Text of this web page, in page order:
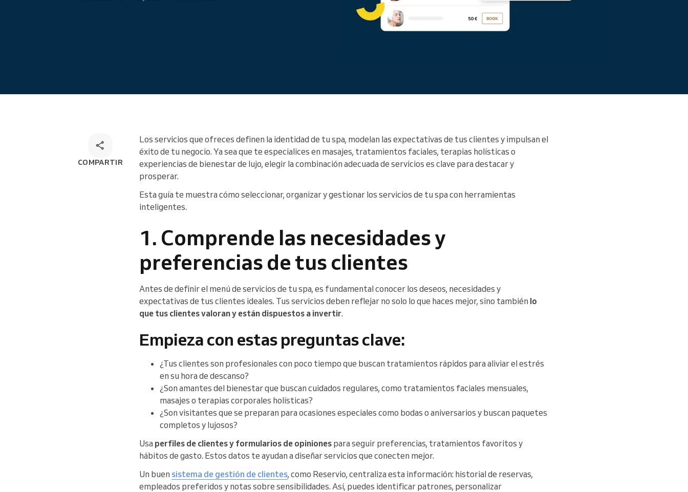
COMPARTIR
Los servicios que ofreces definen la identidad de tu spa, modelan las expectativas de tus clientes y impulsan el
éxito de tu negocio. Ya sea que te especialices en masajes, tratamientos faciales, terapias holísticas o
experiencias de bienestar de lujo, elegir la combinación adecuada de servicios es clave para destacar y
prosperar.
Esta guía te muestra cómo seleccionar, organizar y gestionar los servicios de tu spa con herramientas
inteligentes.
1. Comprende las necesidades y
preferencias de tus clientes
Antes de definir el menú de servicios de tu spa, es fundamental conocer los deseos, necesidades y
expectativas de tus clientes ideales. Tus servicios deben reflejar no solo lo que haces mejor, sino también lo
que tus clientes valoran y están dispuestos a invertir.
Empieza con estas preguntas clave:
¿Tus clientes son profesionales con poco tiempo que buscan tratamientos rápidos para aliviar el estrés
en su hora de descanso?
¿Son amantes del bienestar que buscan cuidados regulares, como tratamientos faciales mensuales,
masajes o terapias corporales holísticas?
¿Son visitantes que se preparan para ocasiones especiales como bodas o aniversarios y buscan paquetes
completos y lujosos?
Usa perfiles de clientes y formularios de opiniones para seguir preferencias, tratamientos favoritos y
hábitos de gasto. Estos datos te ayudan a diseñar servicios que conecten mejor.
Un buen sistema de gestión de clientes, como Reservio, centraliza esta información: historial de reservas,
empleados preferidos y notas sobre sensibilidades. Así, puedes identificar patrones, personalizar